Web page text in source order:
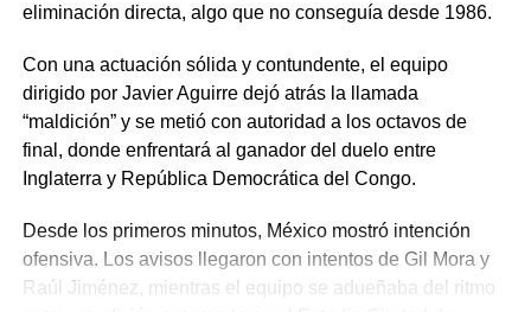
eliminación directa, algo que no conseguía desde 1986.
Con una actuación sólida y contundente, el equipo
dirigido por Javier Aguirre dejó atrás la llamada
“maldición” y se metió con autoridad a los octavos de
final, donde enfrentará al ganador del duelo entre
Inglaterra y República Democrática del Congo.
Desde los primeros minutos, México mostró intención
ofensiva. Los avisos llegaron con intentos de Gil Mora y
Raúl Jiménez, mientras el equipo se adueñaba del ritmo